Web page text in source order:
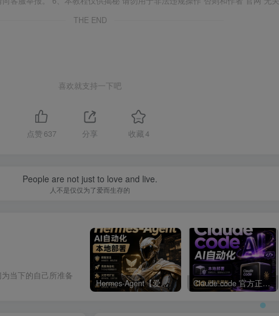
THE END
喜欢就支持一下吧
点赞 637 分享 收藏4
People are not just to love and live.
人不是仅仅为了爱而生存的
当下的自己所准备
Hermes-Agent【爱马仕】AI自动化部署【会员免费领取安装包】 Claude code 官方正版 超强工具【会员免费领取安装包】